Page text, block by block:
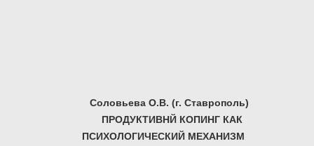
Соловьева О.В. (г. Ставрополь)
ПРОДУКТИВНЙ КОПИНГ КАК
ПСИХОЛОГИЧЕСКИЙ МЕХАНИЗМ